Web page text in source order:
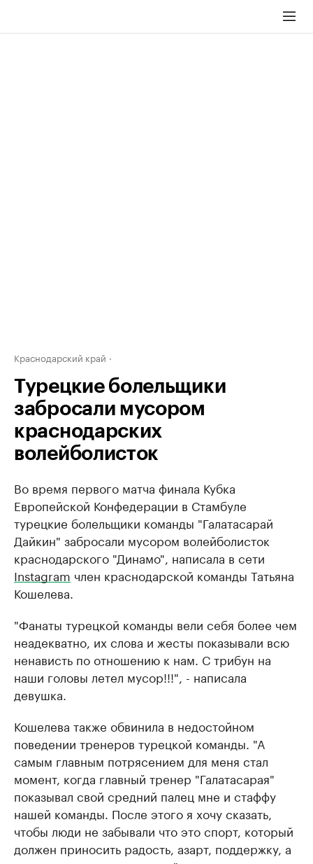
Краснодарский край
Турецкие болельщики
забросали мусором
краснодарских
волейболисток
Во время первого матча финала Кубка
Европейской Конфедерации в Стамбуле
турецкие болельщики команды "Галатасарай
Дайкин" забросали мусором волейболисток
краснодарского "Динамо", написала в сети
Instagram член краснодарской команды Татьяна
Кошелева.
"Фанаты турецкой команды вели себя более чем
неадекватно, их слова и жесты показывали всю
ненависть по отношению к нам. С трибун на
наши головы летел мусор!!!", - написала
девушка.
Кошелева также обвинила в недостойном
поведении тренеров турецкой команды. "А
самым главным потрясением для меня стал
момент, когда главный тренер "Галатасарая"
показывал свой средний палец мне и стаффу
нашей команды. После этого я хочу сказать,
чтобы люди не забывали что это спорт, который
должен приносить радость, азарт, поддержку, а